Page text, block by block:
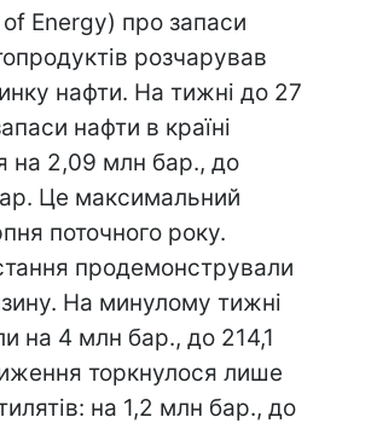
Energy) про запаси
розчарував
нафти. На тижні до 27
нафти в країні
на 2,09 млн бар., до
Це максимальний
поточного року.
продемонстрували
На минулому тижні
на 4 млн бар., до 214,1
торкнулося лише
на 1,2 млн бар., до